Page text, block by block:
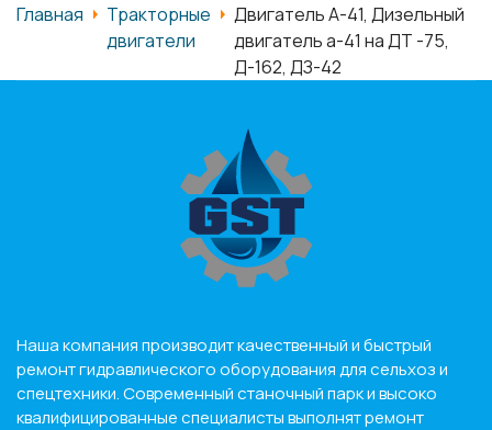
Главная
Тракторные
двигатели
Двигатель А-41, Дизельный
двигатель а-41 на ДТ -75,
Д-162, ДЗ-42
Наша компания производит качественный и быстрый
ремонт гидравлического оборудования для сельхоз и
спецтехники. Современный станочный парк и высоко
квалифицированные специалисты выполнят ремонт